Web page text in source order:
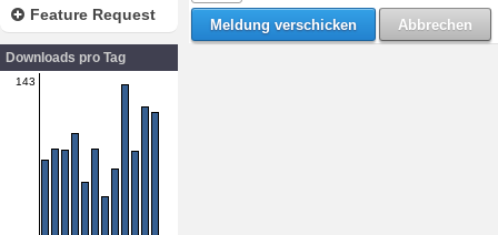
Feature Request
Downloads pro Tag
143